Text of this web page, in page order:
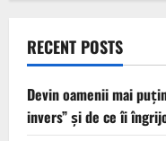
RECENT POSTS
Devin oamenii mai
invers” și de ce îi